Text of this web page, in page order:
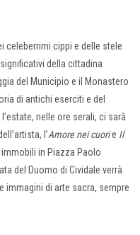
celeberrimi cippi e delle stele
della cittadina
del Municipio e il Monastero
di antichi eserciti e del
nelle ore serali, ci sarà
l’Amore nei cuorie Il
in Piazza Paolo
del Duomo di Cividale verrà
immagini di arte sacra, sempre